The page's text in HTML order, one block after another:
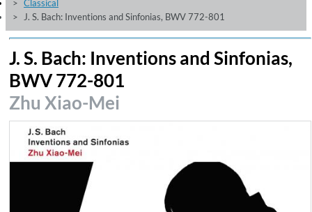
Videos
Classical
J. S. Bach: Inventions and Sinfonias, BWV 772-801
J. S. Bach: Inventions and Sinfonias,
BWV 772-801
Zhu Xiao-Mei